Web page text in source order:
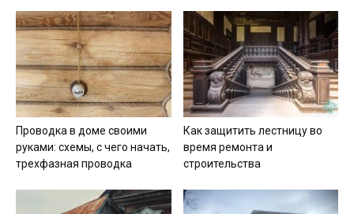
Проводка в доме своими
руками: схемы, с чего начать,
трехфазная проводка
Как защитить лестницу во
время ремонта и
строительства